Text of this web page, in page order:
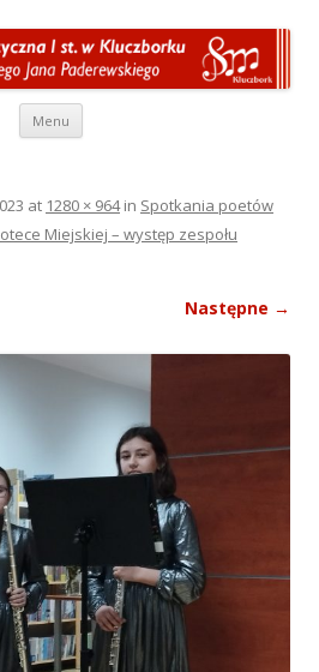
Menu Przeskocz do treści
at 1280 × 964in Spotkania poetów
Miejskiej – występ zespołu
Następne →